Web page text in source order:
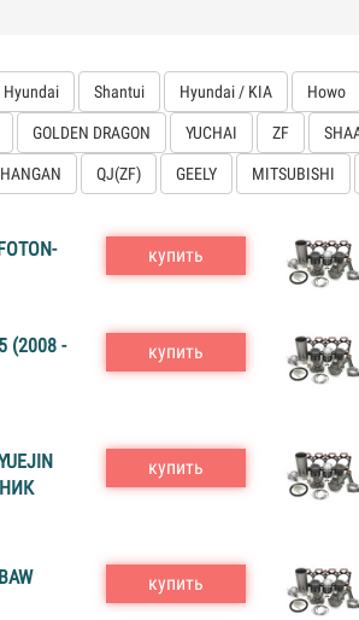
Hyundai Shantui Hyundai / KIA Howo
GOLDEN DRAGON YUCHAI ZF
QJ(ZF) GEELY MITSUBISHI
купить
(2008 -
купить
купить
купить